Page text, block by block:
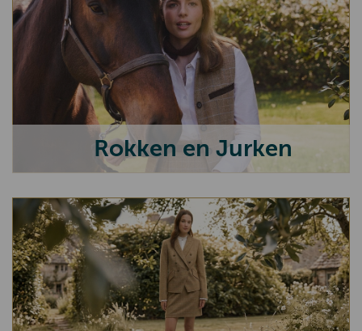
Oxford Blue
Baleno
Hatland
Lighthouse
Barbour International
Spikes & Sparrow
La Boucle
Belpo Leather Care
Eleonora
London Tradition
Bijoux
Rokken en Jurken